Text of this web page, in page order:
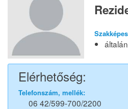
Elérhetőség:
Telefonszám, mellék:
06 42/599-700/2200